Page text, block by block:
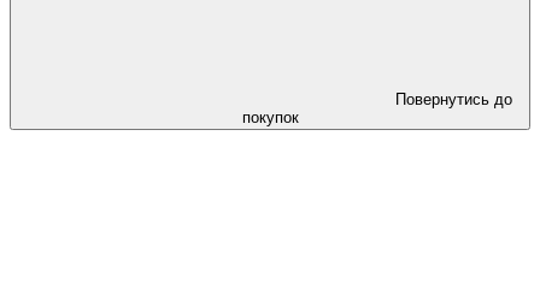
Повернутись до
покупок